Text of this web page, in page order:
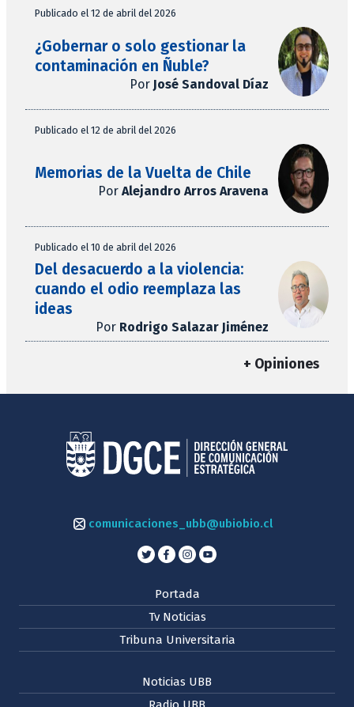
Publicado el 12 de abril del 2026
¿Gobernar o solo gestionar la
contaminación en Ñuble?
Por José Sandoval Díaz
Publicado el 12 de abril del 2026
Memorias de la Vuelta de Chile
Por Alejandro Arros Aravena
Publicado el 10 de abril del 2026
Del desacuerdo a la violencia:
cuando el odio reemplaza las
ideas
Por Rodrigo Salazar Jiménez
+ Opiniones
comunicaciones_ubb@ubiobio.cl
Portada
Tv Noticias
Tribuna Universitaria
Noticias UBB